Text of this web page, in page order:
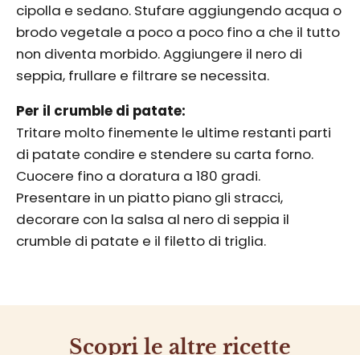
cipolla e sedano. Stufare aggiungendo acqua o
brodo vegetale a poco a poco fino a che il tutto
non diventa morbido. Aggiungere il nero di
seppia, frullare e filtrare se necessita.
Per il crumble di patate:
Tritare molto finemente le ultime restanti parti
di patate condire e stendere su carta forno.
Cuocere fino a doratura a 180 gradi.
Presentare in un piatto piano gli stracci,
decorare con la salsa al nero di seppia il
crumble di patate e il filetto di triglia.
Scopri le altre ricette